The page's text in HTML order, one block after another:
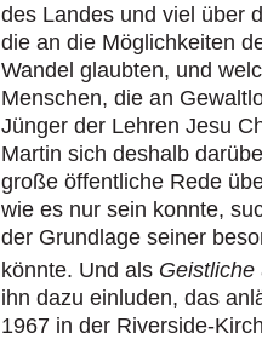
des Landes und viel über
die an die Möglichkeiten
Wandel glaubten, und
Menschen, die an
Jünger der Lehren Jesu
Martin sich deshalb
große öffentliche Rede
wie es nur sein konnte,
der Grundlage seiner
könnte. Und als Geistliche
ihn dazu einluden, das
1967 in der Riverside-